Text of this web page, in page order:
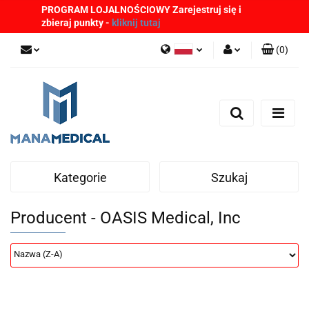
PROGRAM LOJALNOŚCIOWY Zarejestruj się i
zbieraj punkty - kliknij tutaj
Zarejestruj się
(0)
Kategorie Szukaj
Producent - OASIS Medical, Inc